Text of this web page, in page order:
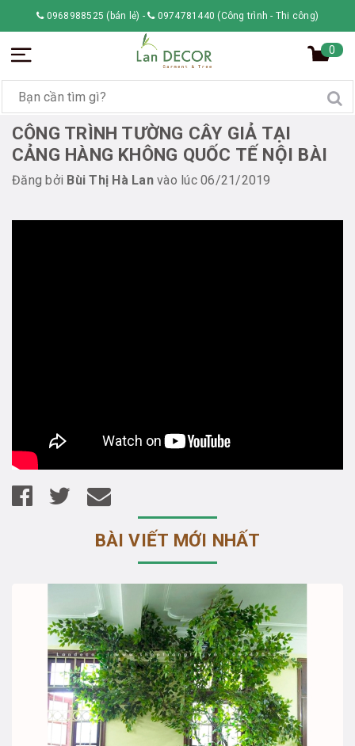
0968988525 (bán lẻ) - 0974781440 (Công trình - Thi công)
0
CÔNG TRÌNH TƯỜNG CÂY GIẢ TẠI
CẢNG HÀNG KHÔNG QUỐC TẾ NỘI BÀI
Đăng bởi Bùi Thị Hà Lanvào lúc 06/21/2019
BÀI VIẾT MỚI NHẤT